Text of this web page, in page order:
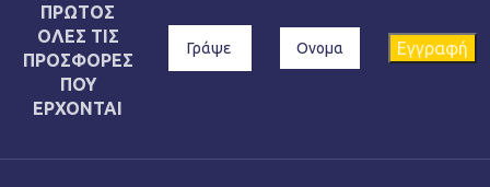
ΠΡΩΤΟΣ
ΟΛΕΣ ΤΙΣ
ΠΡΟΣΦΟΡΕΣ
ΠΟΥ
ΕΡΧΟΝΤΑΙ